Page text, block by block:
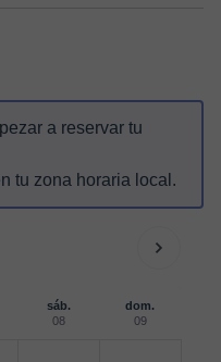
a reservar tu
tu zona horaria local.
sáb.
08
dom.
09